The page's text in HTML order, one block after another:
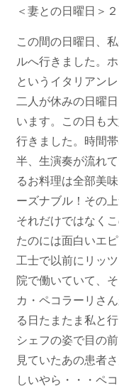
＜妻との日曜日＞
この間の日曜日、
ルへ行きました。
というイタリアン
二人が休みの日曜
います。この日も
行きました。時間
半、生演奏が流れ
るお料理は全部美
ーズナブル！その
それだけではなく
たのには面白いエ
工士で以前にリッ
院で働いていて、
カ・ペコラーリさ
る日たまたま私と
シェフの姿で目の
見ていたあの患者
しいやら・・・ペ